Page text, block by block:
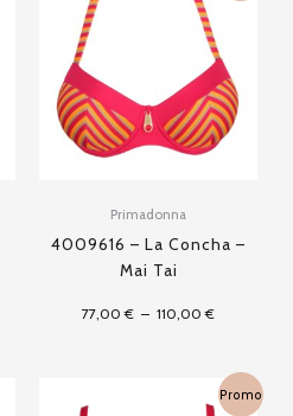
Primadonna
4009616 – La Concha –
Mai Tai
77,00€ – 110,00€
à
110,00 €
Promo
prix